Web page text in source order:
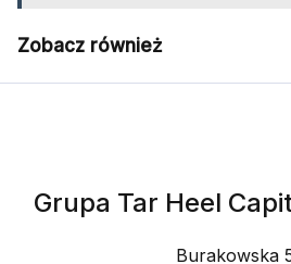
Zobacz również
Grupa Tar Heel
Burakowska